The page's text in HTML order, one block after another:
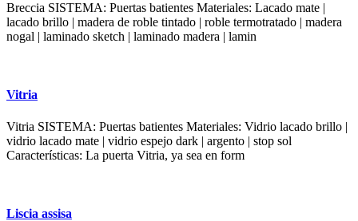
Breccia SISTEMA: Puertas batientes Materiales: Lacado mate |
lacado brillo | madera de roble tintado | roble termotratado | madera
nogal | laminado sketch | laminado madera | lamin
Vitria
Vitria SISTEMA: Puertas batientes Materiales: Vidrio lacado brillo |
vidrio lacado mate | vidrio espejo dark | argento | stop sol
Características: La puerta Vitria, ya sea en form
Liscia assisa